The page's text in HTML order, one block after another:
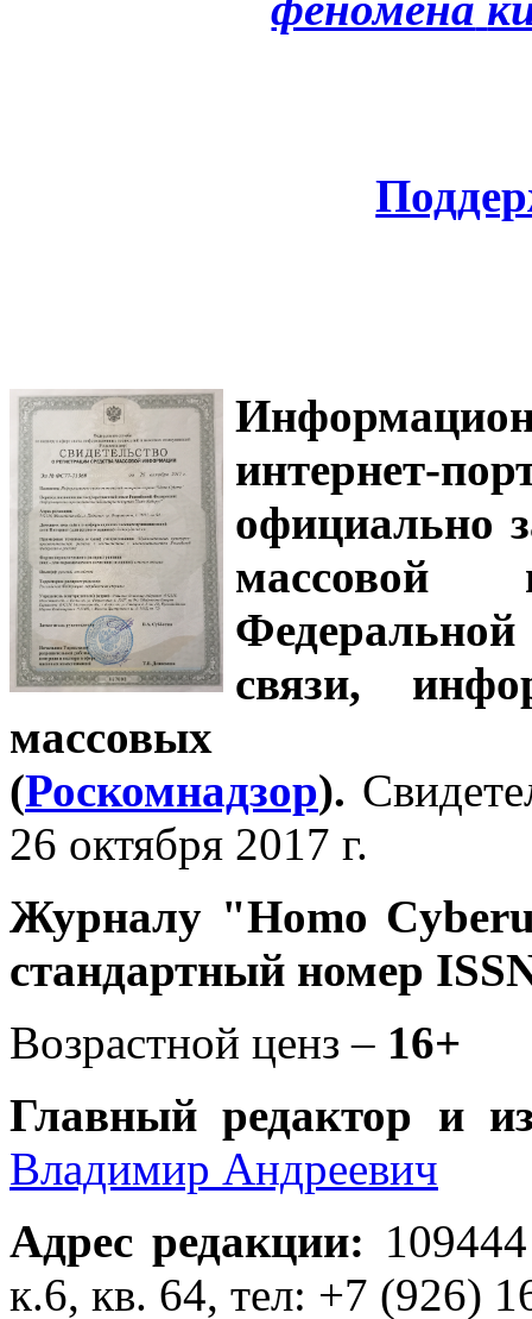
интернет-
официально
связи,
массовых
(Роскомнадзор).
26 октября 2017 г.
Журналу "Homo
стандартный номер
Возрастной ценз – 16+
Главный редактор и
Владимир Андреевич
Адрес редакции:
к.6, кв. 64, тел: +7 (926)